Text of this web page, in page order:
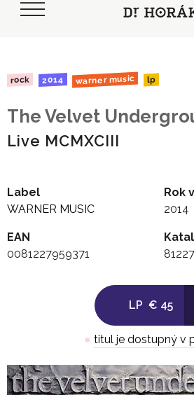
rock 2014 warner music lp
The Velvet
Live MCMXCIII
Label
WARNER MUSIC
Rok
2014
EAN
0081227959371
LP € 45
● titul je dostupný v